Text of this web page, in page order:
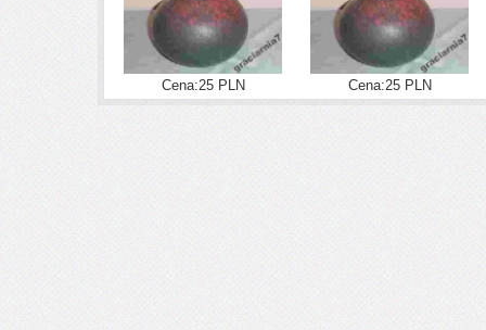
Cena:25 PLN Cena:25 PLN